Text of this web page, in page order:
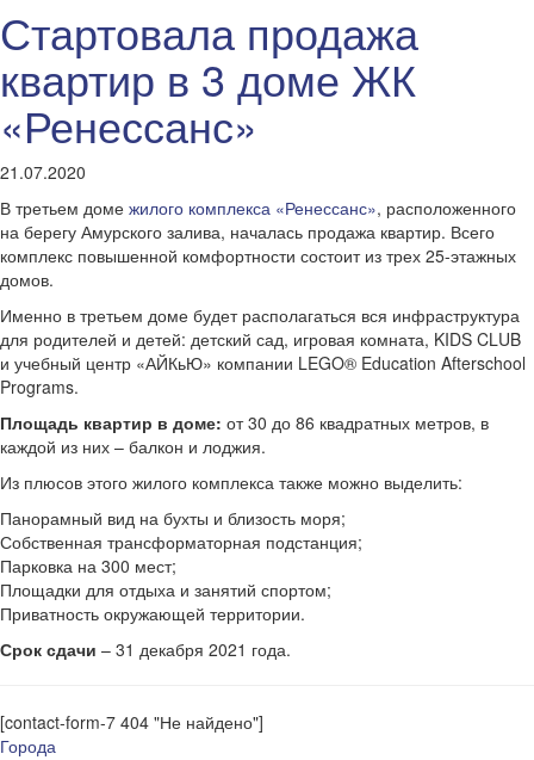
Стартовала продажа
квартир в 3 доме ЖК
«Ренессанс»
21.07.2020
В третьем доме жилого комплекса «Ренессанс», расположенного
на берегу Амурского залива, началась продажа квартир. Всего
комплекс повышенной комфортности состоит из трех 25-этажных
домов.
Именно в третьем доме будет располагаться вся инфраструктура
для родителей и детей: детский сад, игровая комната, KIDS CLUB
и учебный центр «АЙКьЮ» компании LEGO® Education Afterschool
Programs.
Площадь квартир в доме: от 30 до 86 квадратных метров, в
каждой из них – балкон и лоджия.
Из плюсов этого жилого комплекса также можно выделить:
Панорамный вид на бухты и близость моря;
Собственная трансформаторная подстанция;
Парковка на 300 мест;
Площадки для отдыха и занятий спортом;
Приватность окружающей территории.
Срок сдачи – 31 декабря 2021 года.
[contact-form-7 404 "Не найдено"]
Города